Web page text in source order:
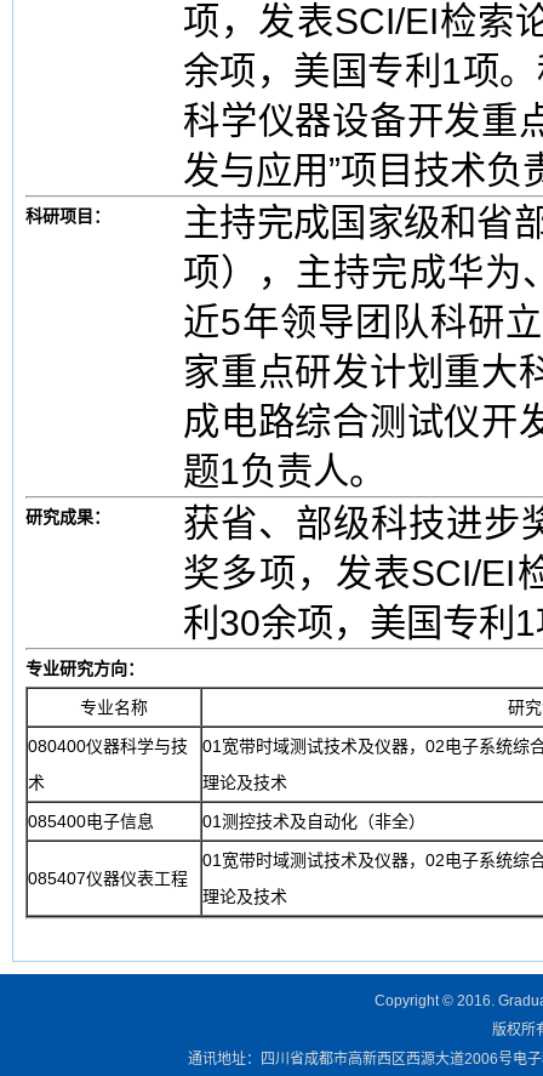
项，发表SCI/EI检索
余项，美国专利1项
科学仪器设备开发重
发与应用”项目技术负
科研项目：
主持完成国家级和省
项），主持完成华为
近5年领导团队科研
家重点研发计划重大
成电路综合测试仪开
题1负责人。
研究成果：
获省、部级科技进步
奖多项，发表SCI/EI
利30余项，美国专利
专业研究方向：
专业名称
研
080400仪器科学与技
术
01宽带时域测试技术及仪器，02电子系统综
理论及技术
085400电子信息
01测控技术及自动化（非全）
085407仪器仪表工程
01宽带时域测试技术及仪器，02电子系统综
理论及技术
Copyright © 2016.
版权所
通讯地址：四川省成都市高新西区西源大道2006号电